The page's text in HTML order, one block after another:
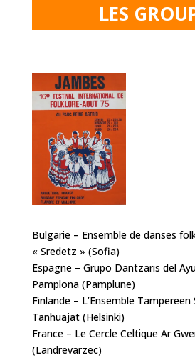
LES
Bulgarie – Ensemble de danses
« Sredetz » (Sofia)
Espagne – Grupo Dantzaris del
Pamplona (Pamplune)
Finlande – L’Ensemble
Tanhuajat (Helsinki)
France – Le Cercle Celtique Ar
(Landrevarzec)